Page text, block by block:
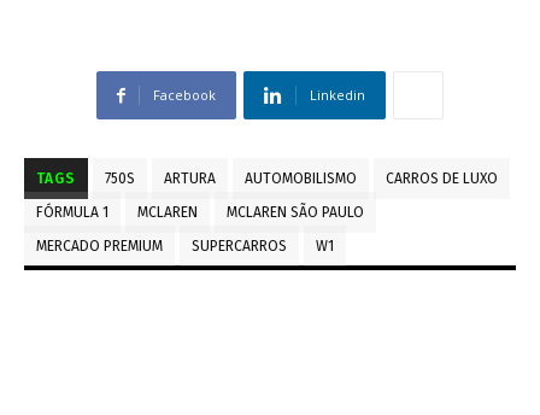
Facebook Linkedin
TAGS 750S ARTURA AUTOMOBILISMO
CARROS DE LUXO
FÓRMULA 1
MCLAREN
MCLAREN SÃO PAULO
MERCADO PREMIUM
SUPERCARROS W1